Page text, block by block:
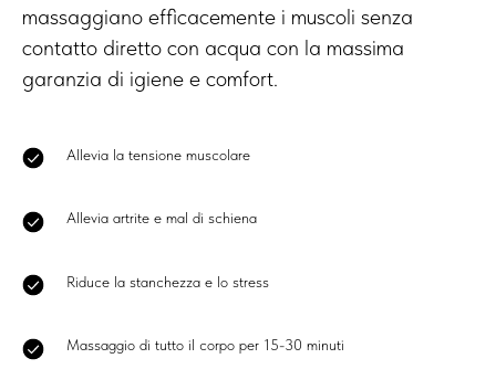
massaggiano efficacemente i muscoli senza
contatto diretto con acqua con la massima
garanzia di igiene e comfort.
Allevia la tensione muscolare
Allevia artrite e mal di schiena
Riduce la stanchezza e lo stress
Massaggio di tutto il corpo per 15-30 minuti